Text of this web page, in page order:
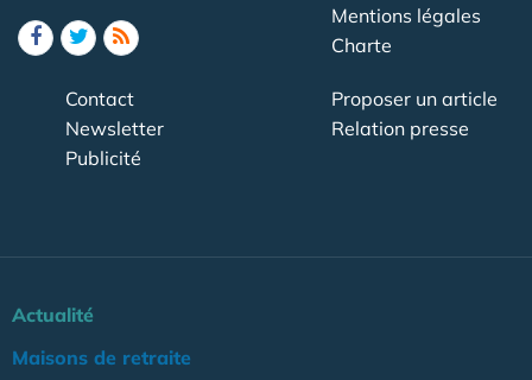
Mentions légales
Charte
Contact
Newsletter
Publicité
Proposer un article
Relation presse
Actualité
Maisons de retraite